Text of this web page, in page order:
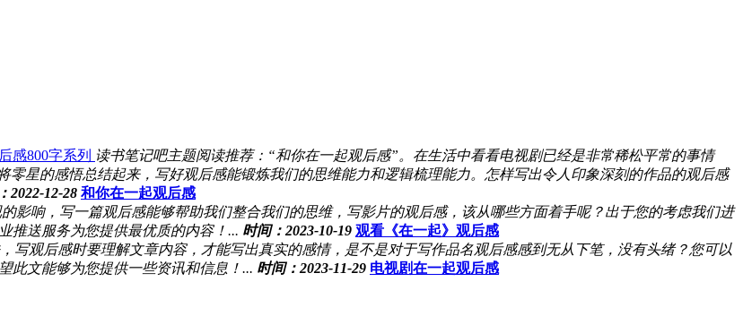
感800字系列 读书笔记吧主题阅读推荐：“和你在一起观后感”。在生活中看看电视剧已经是非常稀松平常的事情
零星的感悟总结起来，写好观后感能锻炼我们的思维能力和逻辑梳理能力。怎样写出令人印象深刻的作品的观后感
2022-12-28 和你在一起观后感
影响，写一篇观后感能够帮助我们整合我们的思维，写影片的观后感，该从哪些方面着手呢？出于您的考虑我们进
推送服务为您提供最优质的内容！... 时间：2023-10-19 观看《在一起》观后感
写观后感时要理解文章内容，才能写出真实的感情，是不是对于写作品名观后感感到无从下笔，没有头绪？您可以
此文能够为您提供一些资讯和信息！... 时间：2023-11-29 电视剧在一起观后感